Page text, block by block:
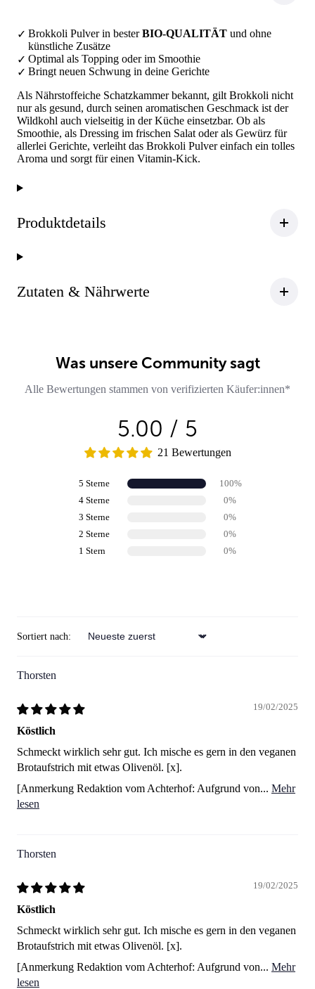
Brokkoli Pulver in besterBIO-QUALITÄT und ohne
künstliche Zusätze
Optimal als Topping oder im Smoothie
Bringt neuen Schwung in deine Gerichte
Als Nährstoffeiche Schatzkammer bekannt, gilt Brokkoli nicht
nur als gesund, durch seinen aromatischen Geschmack ist der
Wildkohl auch vielseitig in der Küche einsetzbar. Ob als
Smoothie, als Dressing im frischen Salat oder als Gewürz für
allerlei Gerichte, verleiht das Brokkoli Pulver einfach ein tolles
Aroma und sorgt für einen Vitamin-Kick.
Produktdetails
Zutaten & Nährwerte
Was unsere Community sagt
Alle Bewertungen stammen von verifizierten Käufer:innen*
5.00 / 5
21 Bewertungen
5 Sterne
100%
4 Sterne
0%
3 Sterne
0%
2 Sterne
0%
1 Stern
0%
Sortiert nach: Sort by
Thorsten
19/02/2025
Köstlich
Schmeckt wirklich sehr gut. Ich mische es gern in den veganen
Brotaufstrich mit etwas Olivenöl. [x].
[Anmerkung Redaktion vom Achterhof: Aufgrund von... Mehr
lesen
Thorsten
19/02/2025
Köstlich
Schmeckt wirklich sehr gut. Ich mische es gern in den veganen
Brotaufstrich mit etwas Olivenöl. [x].
[Anmerkung Redaktion vom Achterhof: Aufgrund von... Mehr
lesen